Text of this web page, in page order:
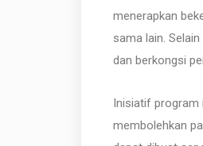
menerapkan
sama lain.
dan berkongsi
Inisiatif program
membolehkan